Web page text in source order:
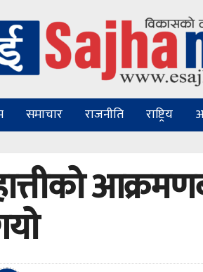
समाचार राजनीति राष्ट्रिय